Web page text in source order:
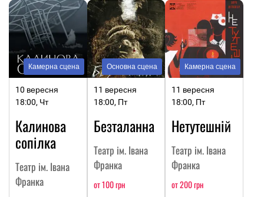
Камерна сцена
10 вересня
18:00, Чт
Калинова
сопілка
Театр ім. Івана
Франка
Основна сцена
11 вересня
18:00, Пт
Безталанна
Театр ім. Івана
Франка
от 100 грн
Камерна сцена
11 вересня
18:00, Пт
Нетутешній
Театр ім. Івана
Франка
от 200 грн